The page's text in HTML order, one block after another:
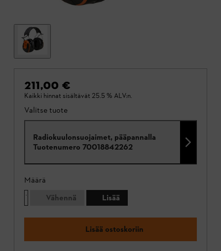
211,00 €
Kaikki hinnat sisältävät 25.5 % ALV:n.
Valitse tuote
Radiokuulonsuojaimet, pääpannalla
Tuotenumero 70018842262
Määrä
Vähennä
Lisää
Lisää ostoskoriin